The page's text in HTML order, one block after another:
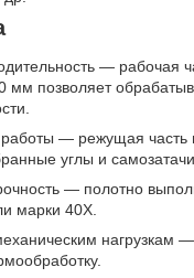
— рабочая
мм позволяет
— режущая часть
углы и
— полотно
марки 40Х.
нагрузкам